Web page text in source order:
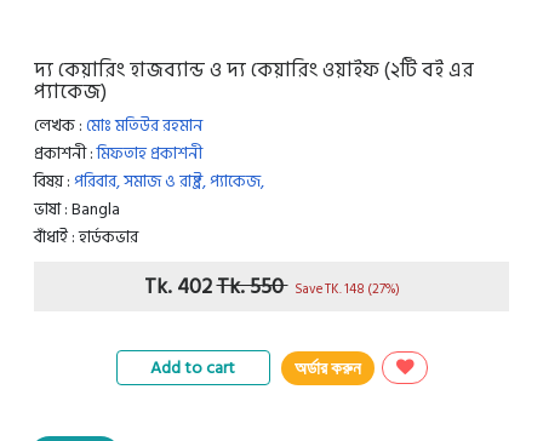
দ্য কেয়ারিং হাজব্যান্ড ও দ্য কেয়ারিং ওয়াইফ (২টি বই এর
প্যাকেজ)
লেখক : মোঃ মতিউর রহমান
প্রকাশনী :মিফতাহ প্রকাশনী
বিষয় :পরিবার, সমাজ ও রাষ্ট্র,প্যাকেজ,
ভাষা : Bangla
বাঁধাই : হার্ডকভার
Tk. 402Tk. 550 Save TK. 148 (27%)
Add to cart অর্ডার করুন